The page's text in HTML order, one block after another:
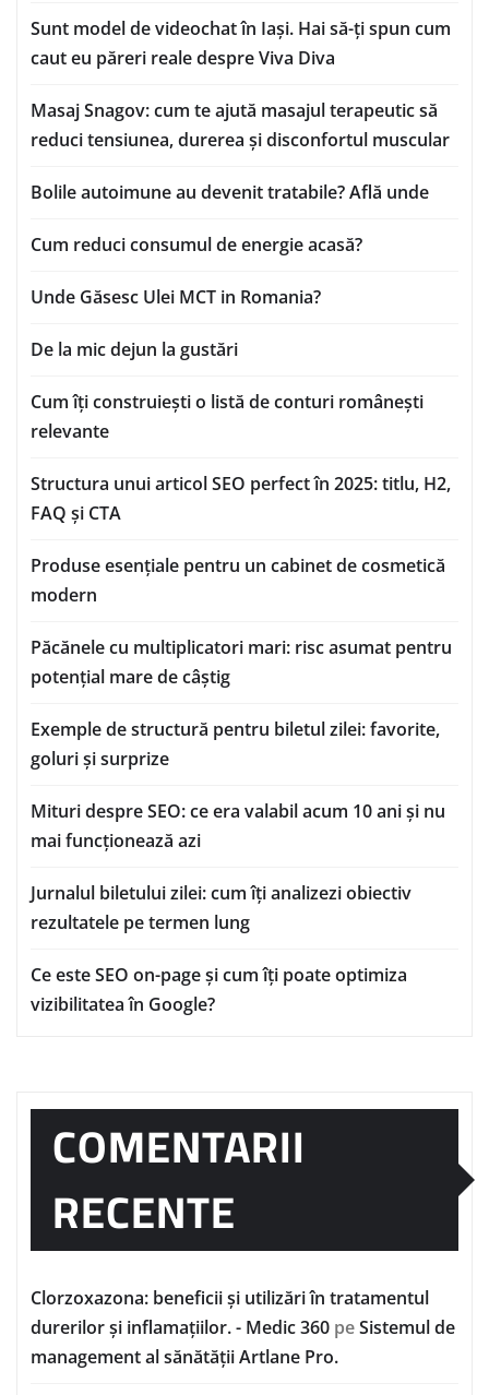
Sunt model de videochat în Iași. Hai să-ți spun cum
caut eu păreri reale despre Viva Diva
Masaj Snagov: cum te ajută masajul terapeutic să
reduci tensiunea, durerea și disconfortul muscular
Bolile autoimune au devenit tratabile? Află unde
Cum reduci consumul de energie acasă?
Unde Găsesc Ulei MCT in Romania?
De la mic dejun la gustări
Cum îți construiești o listă de conturi românești
relevante
Structura unui articol SEO perfect în 2025: titlu, H2,
FAQ și CTA
Produse esențiale pentru un cabinet de cosmetică
modern
Păcănele cu multiplicatori mari: risc asumat pentru
potențial mare de câștig
Exemple de structură pentru biletul zilei: favorite,
goluri și surprize
Mituri despre SEO: ce era valabil acum 10 ani și nu
mai funcționează azi
Jurnalul biletului zilei: cum îți analizezi obiectiv
rezultatele pe termen lung
Ce este SEO on-page și cum îți poate optimiza
vizibilitatea în Google?
COMENTARII
RECENTE
Clorzoxazona: beneficii și utilizări în tratamentul
durerilor și inflamațiilor. - Medic 360 peSistemul de
management al sănătății Artlane Pro.